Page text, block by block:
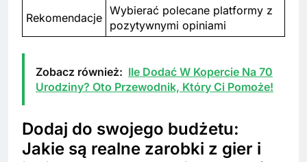
Rekomendacje
Wybierać polecane platformy z
pozytywnymi opiniami
Zobacz również: Ile Dodać W Kopercie Na 70
Urodziny? Oto Przewodnik, Który Ci Pomoże!
Dodaj do swojego budżetu:
Jakie są realne zarobki z gier i